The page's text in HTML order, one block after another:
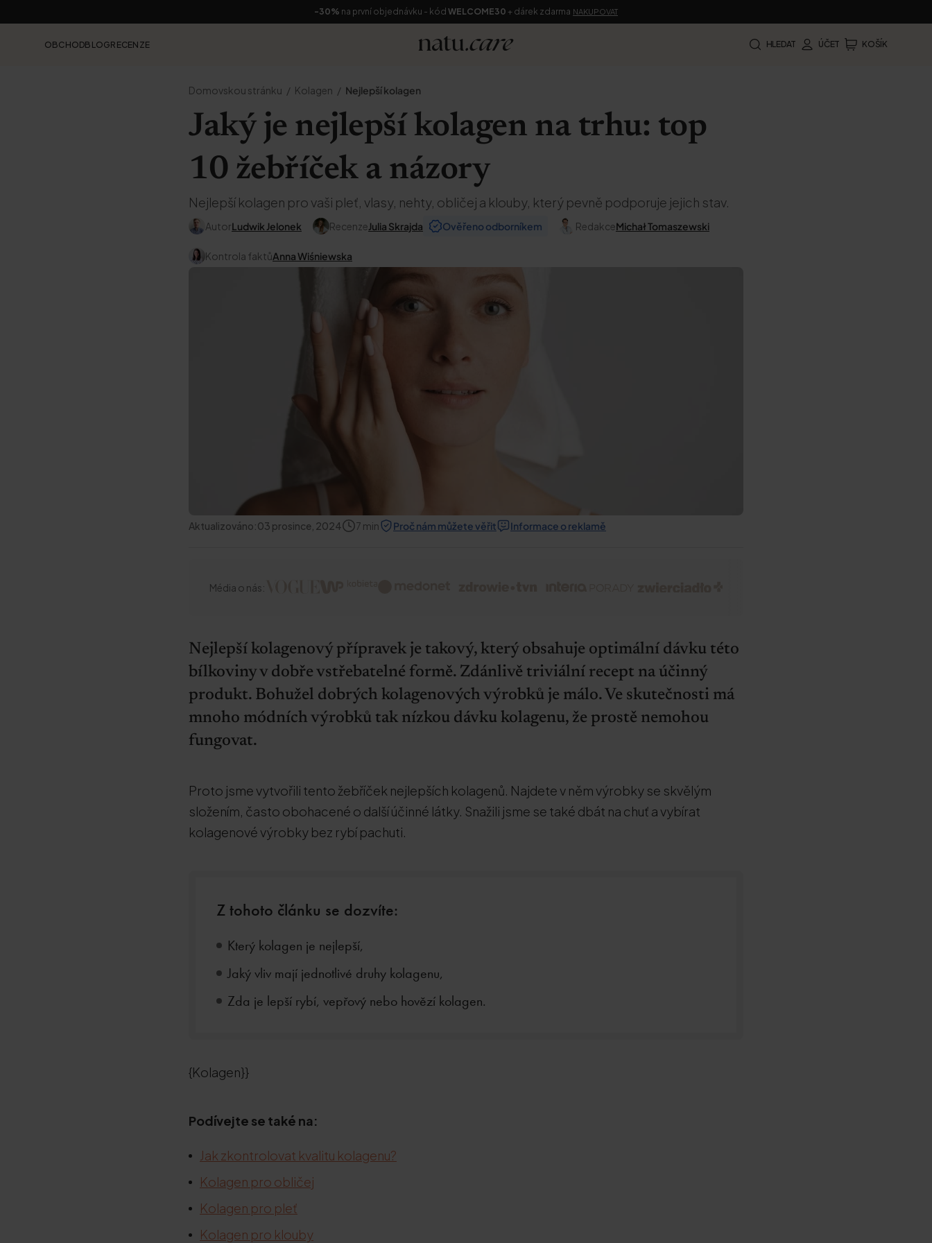
-30% na první objednávku - kód WELCOME30 + dárek zdarma NAKUPOVAT
OBCHODBLOGRECENZE HLEDAT ÚČET KOŠÍK
Domovskou stránku Kolagen Nejlepší kolagen
Jaký je nejlepší kolagen na trhu: top
10 žebříček a názory
Nejlepší kolagen pro vaši pleť, vlasy, nehty, obličej a klouby, který pevně podporuje jejich stav.
AutorLudwik Jelonek RecenzeJulia Skrajda Ověřeno odborníkem RedakceMichał Tomaszewski
Kontrola faktůAnna Wiśniewska
Aktualizováno:03 prosince, 2024 7 min Proč nám můžete věřit Informace o reklamě
Média o nás:
Nejlepší kolagenový přípravek je takový, který obsahuje optimální dávku této
bílkoviny v dobře vstřebatelné formě. Zdánlivě triviální recept na účinný
produkt. Bohužel dobrých kolagenových výrobků je málo. Ve skutečnosti má
mnoho módních výrobků tak nízkou dávku kolagenu, že prostě nemohou
fungovat.
Proto jsme vytvořili tento žebříček nejlepších kolagenů. Najdete v něm výrobky se skvělým
složením, často obohacené o další účinné látky. Snažili jsme se také dbát na chuť a vybírat
kolagenové výrobky bez rybí pachuti.
Z tohoto článku se dozvíte:
Který kolagen je nejlepší,
Jaký vliv mají jednotlivé druhy kolagenu,
Zda je lepší rybí, vepřový nebo hovězí kolagen.
{Kolagen}}
Podívejte se také na:
Jak zkontrolovat kvalitu kolagenu?
Kolagen pro obličej
Kolagen pro pleť
Kolagen pro klouby